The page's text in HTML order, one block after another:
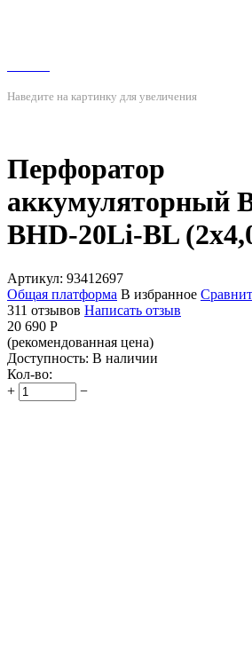
Наведите на картинку для увеличения
Перфоратор
аккумуляторный
BHD-20Li-BL
Артикул: 93412697
Общая платформа В избранное
311 отзывов Написать отзыв
20 690 Р
(рекомендованная цена)
Доступность: В наличии
Кол-во:
+
−